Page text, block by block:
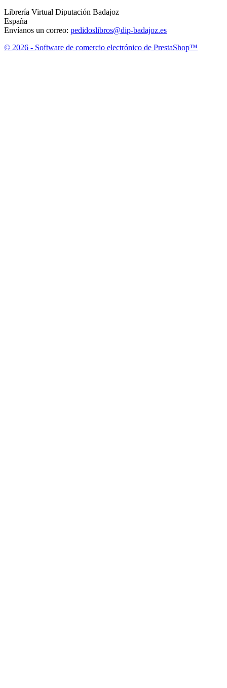
Librería Virtual Diputación Badajoz
España
Envíanos un correo: pedidoslibros@dip-badajoz.es
© 2026 - Software de comercio electrónico de PrestaShop™